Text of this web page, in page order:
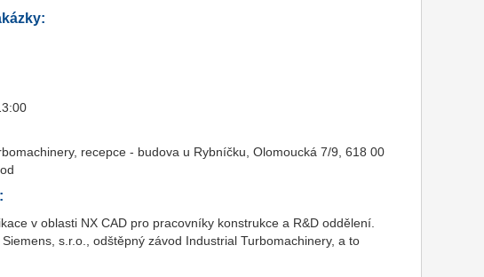
recepce - budova u Rybníčku, Olomoucká 7/9, 618 00
v oblasti NX CAD pro pracovníky konstrukce a R&D oddělení.
s.r.o., odštěpný závod Industrial Turbomachinery, a to